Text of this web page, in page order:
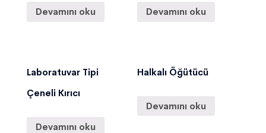
Devamını oku Devamını oku
Laboratuvar Tipi
Çeneli Kırıcı
Devamını oku
Halkalı Öğütücü
Devamını oku